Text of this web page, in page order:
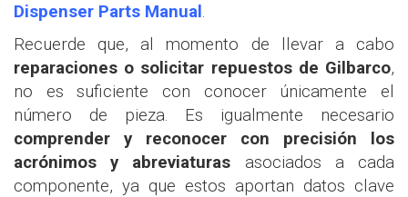
Dispenser Parts Manual .
Recuerde que, al momento de llevar a cabo
reparaciones o solicitar repuestos de Gilbarco,
no es suficiente con conocer únicamente el
número de pieza. Es igualmente necesario
comprender y reconocer con precisión los
acrónimos y abreviaturas asociados a cada
componente, ya que estos aportan datos clave